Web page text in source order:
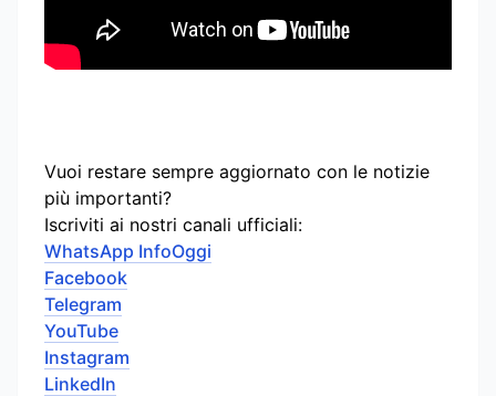
Vuoi restare sempre aggiornato con le notizie
più importanti?
Iscriviti ai nostri canali ufficiali:
WhatsApp InfoOggi
Facebook
Telegram
YouTube
Instagram
LinkedIn